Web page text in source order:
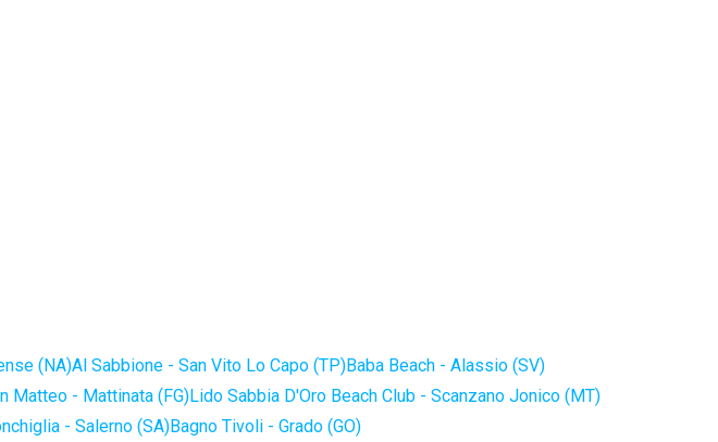
(NA)Al Sabbione - San Vito Lo Capo (TP)Baba Beach - Alassio (SV)
Matteo - Mattinata (FG)Lido Sabbia D'Oro Beach Club - Scanzano Jonico (MT)
- Salerno (SA)Bagno Tivoli - Grado (GO)